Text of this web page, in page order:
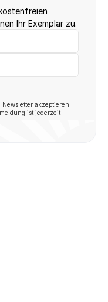
Ihr Exemplar zu.
akzeptieren
ist jederzeit